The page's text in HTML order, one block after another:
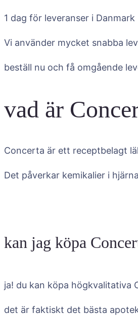
1 dag för leveranser i Danmark
Vi använder mycket snabba
beställ nu och få omgående
vad är
Concerta är ett receptbelagt
Det påverkar kemikalier i
kan jag köpa
ja! du kan köpa högkvalitativa
det är faktiskt det bästa